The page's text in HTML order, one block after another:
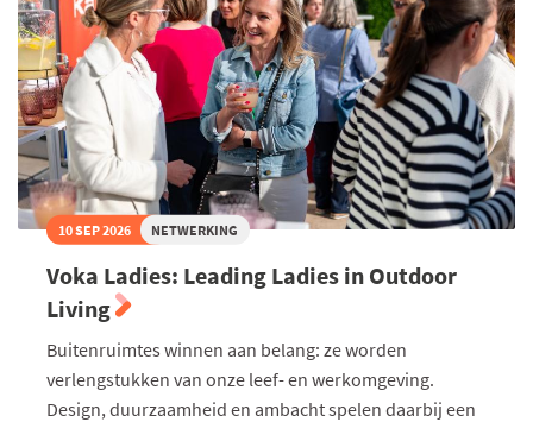
10 SEP 2026 NETWERKING
Voka Ladies: Leading Ladies in Outdoor
Living
Buitenruimtes winnen aan belang: ze worden
verlengstukken van onze leef- en werkomgeving.
Design, duurzaamheid en ambacht spelen daarbij een